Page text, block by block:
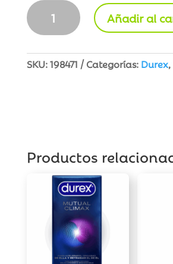
Durex
Sensitivo
Slim
Preservativos
Añadir al
SKU:198471 Categorías: Durex,
Productos